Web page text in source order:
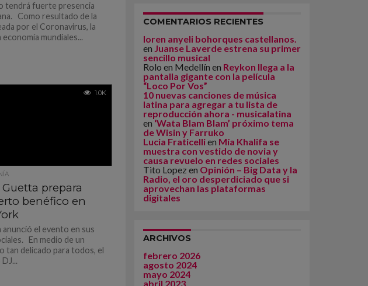
tendrá fuerte presencia
Como resultado de la
por el Coronavirus, la
economía mundiales...
1.0K
prepara
benéfico en
anunció el evento en sus
En medio de un
tan delicado para todos, el
COMENTARIOS RECIENTES
loren anyeli bohorques castellanos.
en Juanse Laverde estrena su primer
sencillo musical
Rolo en Medellín en Reykon llega a la
pantalla gigante con la película
“Loco Por Vos”
10 nuevas canciones de música
latina para agregar a tu lista de
reproducción ahora - musicalatina
en‘Wata Blam Blam’ próximo tema
de Wisin y Farruko
Lucia Fraticellien Mía Khalifa se
muestra con vestido de novia y
causa revuelo en redes sociales
Tito Lopez en Opinión – Big Data y la
Radio, el oro desperdiciado que si
aprovechan las plataformas
digitales
ARCHIVOS
febrero 2026
agosto 2024
mayo 2024
abril 2023